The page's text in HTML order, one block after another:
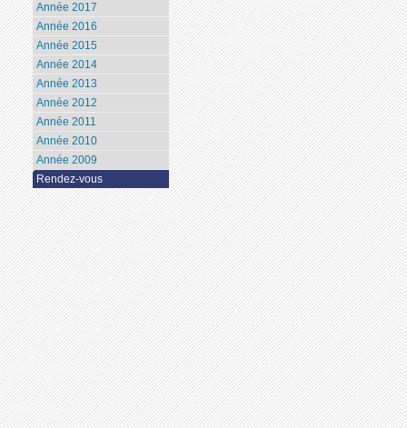
Année 2017
Année 2016
Année 2015
Année 2014
Année 2013
Année 2012
Année 2011
Année 2010
Année 2009
Rendez-vous